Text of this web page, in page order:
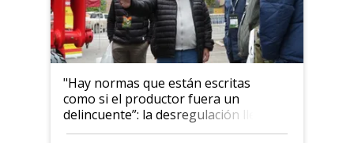
"Hay normas que están escritas
como si el productor fuera un
delincuente”: la desregulación llegó
al Congreso Aapresid y hasta se